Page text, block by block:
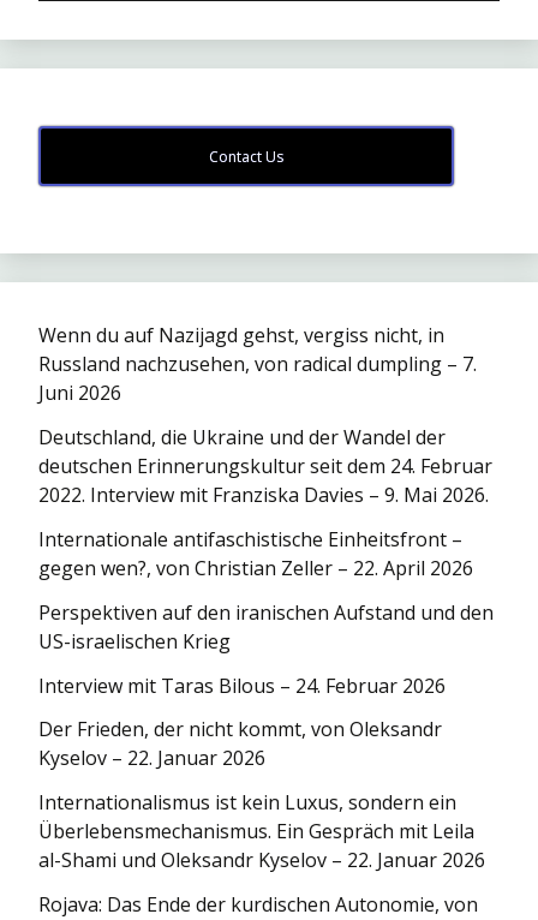
Contact Us
Wenn du auf Nazijagd gehst, vergiss nicht, in
Russland nachzusehen, von radical dumpling – 7.
Juni 2026
Deutschland, die Ukraine und der Wandel der
deutschen Erinnerungskultur seit dem 24. Februar
2022. Interview mit Franziska Davies – 9. Mai 2026.
Internationale antifaschistische Einheitsfront –
gegen wen?, von Christian Zeller – 22. April 2026
Perspektiven auf den iranischen Aufstand und den
US-israelischen Krieg
Interview mit Taras Bilous – 24. Februar 2026
Der Frieden, der nicht kommt, von Oleksandr
Kyselov – 22. Januar 2026
Internationa­lismus ist kein Luxus, sondern ein
Überlebens­mechanismus. Ein Gespräch mit Leila
al-Shami und Oleksandr Kyselov – 22. Januar 2026
Rojava: Das Ende der kurdischen Autonomie, von